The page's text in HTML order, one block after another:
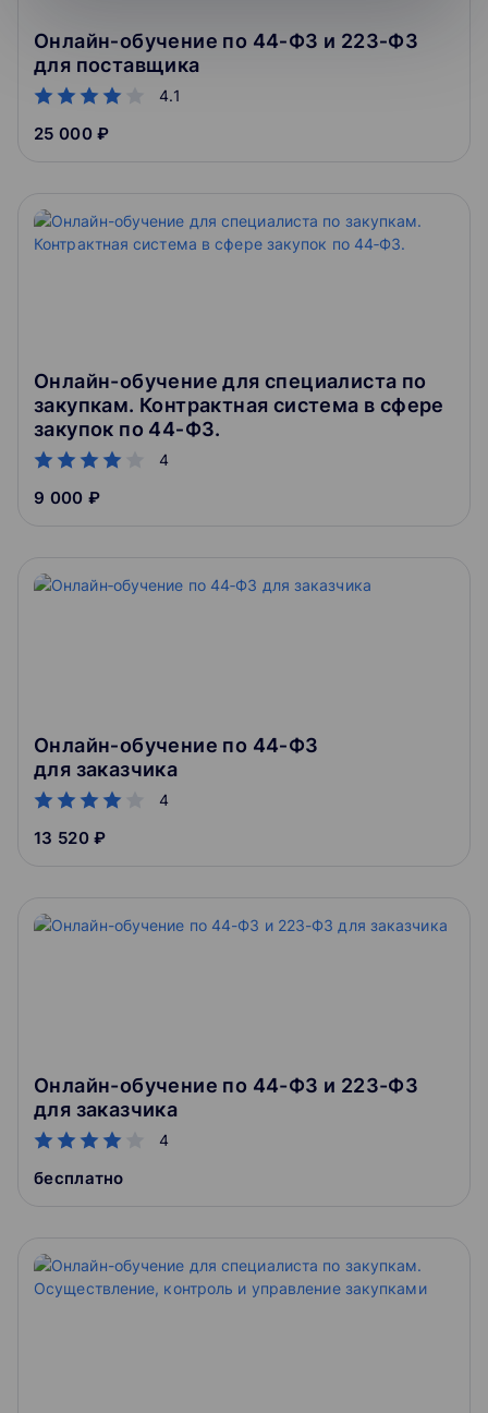
Онлайн‑обучение по 44‑ФЗ и 223‑ФЗ
для поставщика
4.1
25 000 ₽
Онлайн-обучение для специалиста по
закупкам. Контрактная система в сфере
закупок по 44‑ФЗ.
4
9 000 ₽
Онлайн‑обучение по 44‑ФЗ
для заказчика
4
13 520 ₽
Онлайн-обучение по 44-ФЗ и 223-ФЗ
для заказчика
4
бесплатно